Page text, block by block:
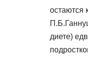
остаются
диете)